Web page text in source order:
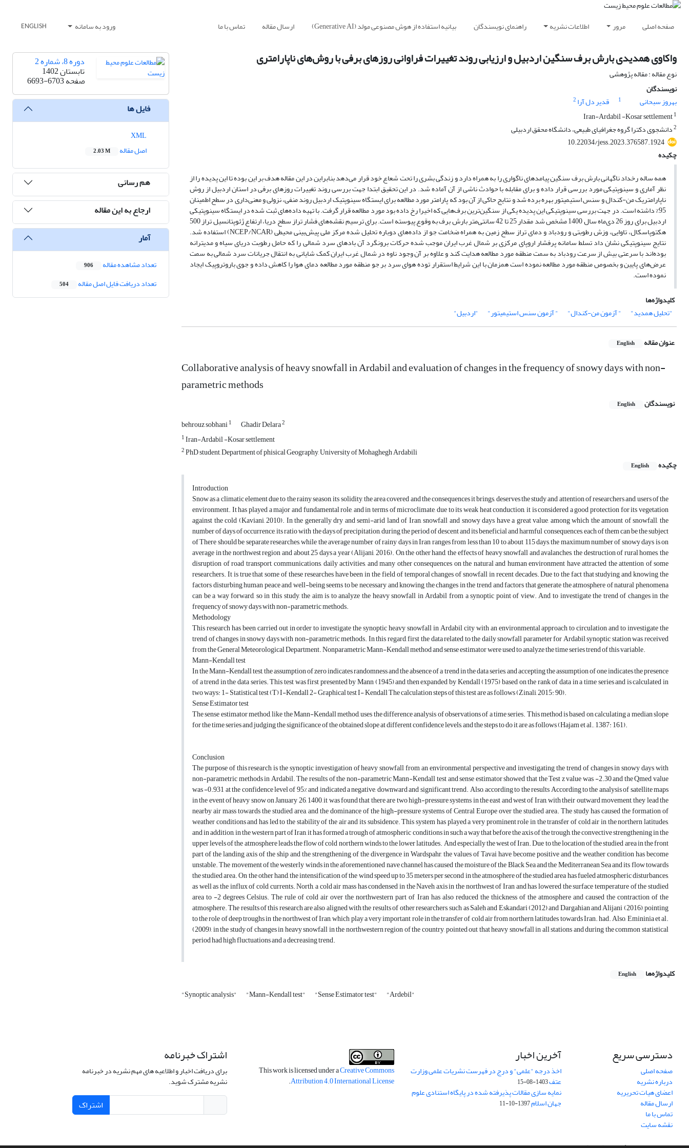
صفحه اصلی مرور اطلاعات نشریه راهنمای نویسندگان بیانیه استفاده از هوش مصنوعی مولد (Generative AI) ارسال مقاله تماس با ما ورود به سامانه ENGLISH
واکاوی همدیدی بارش برف سنگین اردبیل و ارزیابی روند تغییرات فراوانی روزهای برفی با روش‌های ناپارامتری
نوع مقاله : مقاله پژوهشی
نویسندگان
بهروز سبحانی
1 قدیر دل آرا 2
1
2دانشجوی دکترا گروه جغرافیای طبیعی، دانشگاه محقق اردبیلی
10.22034/jess.2023.376587.1924
چکیده
همه ساله رخداد ناگهانی بارش برف سنگین پیامد‌های ناگواری را به همراه دارد و زندگی بشری را تحت شعاع خود قرار می‌دهد بنابراین در این مقاله هدف بر این بوده تا این پدیده را از
نظر آماری و سینوپتیکی مورد بررسی قرار داده و برای مقابله با حوادث ناشی از آن آماده شد. در این تحقیق ابتدا جهت بررسی روند تغییرات روز‌های برفی در استان اردبیل از روش‌
نا‌پارامتریک من-کندال و سنس استیمیتور بهره برده شد و نتایج حاکی از آن بود که پارامتر مورد مطالعه برای ایستگاه سینوپتیک اردبیل روند منفی، نزولی و معنی‌داری در سطح اطمینان
95% داشته است. در جهت بررسی سینوپتیکی این پدیده یکی از سنگین‌ترین برف‌هایی که اخیرا رخ داده بود مورد مطالعه قرار گرفت. با تهیه داده‌های ثبت شده در ایستگاه سینوپتیکی
اردبیل برای روز 26 دی‌ماه سال 1400 مشخص شد مقدار 25 تا 42 سانتی‌متر بارش برف به وقوع پیوسته است. برای ترسیم نقشه‌های فشار تراز سطح دریا، ارتفاع ژئوپتانسیل تراز 500
هکتوپاسکال، تاوایی، وزش رطوبتی و رودباد و دمای تراز سطح زمین به همراه ضخامت جو از داده‌های دوباره تحلیل شده مرکز ملی پیش‌بینی محیطی (NCEP/NCAR) استفاده شد.
نتایج سینوپتیکی نشان داد تسلط سامانه پر‌فشار اروپای مرکزی بر شمال غرب ایران موجب شده حرکات برونگرد آن باد‌های سرد شمالی را که حامل رطوبت دریای سیاه و مدیترانه
بوده‌اند با سرعتی بیش از سرعت رودباد به سمت منطقه مورد مطالعه هدایت کند و علاوه بر آن وجود ناوه در شمال غرب ایران کمک شایانی به انتقال جریانات سرد شمالی به سمت
عرض‌های پایین و بخصوص منطقه مورد مطالعه نموده است همزمان با این شرایط استقرار توده ‌هوای سرد بر جو منطقه مورد مطالعه دمای هوا را کاهش داده و جوی باروتروپیک ایجاد
نموده است.
کلیدواژه‌ها
"تحلیل همدید"
" آزمون من‌-‌کندال" " آزمون سنس استیمیتور" "اردبیل"
عنوان مقاله English
Collaborative analysis of heavy snowfall in Ardabil and evaluation of changes in the frequency of snowy days with non-
parametric methods
نویسندگان English
behrouz sobhani1 Ghadir Delara2
1Iran-Ardabil -Kosar settlement
2PhD student, Department of phisical Geography, University of Mohaghegh Ardabili
چکیده
English
Introduction
Snow as a climatic element due to the rainy season, its solidity, the area covered and the consequences it brings, deserves the study and attention of researchers and users of the
environment. It has played a major and fundamental role, and in terms of microclimate, due to its weak heat conduction, it is considered a good protection for its vegetation
against the cold (Kaviani, 2010). In the generally dry and semi-arid land of Iran, snowfall and snowy days have a great value, among which the amount of snowfall, the
number of days of occurrence, its ratio with the days of precipitation, during the period of descent and its beneficial and harmful consequences, each of them can be the subject
of There should be separate researches, while the average number of rainy days in Iran ranges from less than 10 to about 115 days, the maximum number of snowy days is on
average in the northwest region and about 25 days a year (Alijani, 2016). On the other hand, the effects of heavy snowfall and avalanches, the destruction of rural homes, the
disruption of road transport, communications, daily activities, and many other consequences on the natural and human environment have attracted the attention of some
researchers. It is true that some of these researches have been in the field of temporal changes of snowfall in recent decades. Due to the fact that studying and knowing the
factors disturbing human peace and well-being seems to be necessary and knowing the changes in the trend and factors that generate the atmosphere of natural phenomena
can be a way forward, so in this study, the aim is to analyze the heavy snowfall in Ardabil from a synoptic point of view. And to investigate the trend of changes in the
frequency of snowy days with non-parametric methods.
Methodology
This research has been carried out in order to investigate the synoptic heavy snowfall in Ardabil city with an environmental approach to circulation and to investigate the
trend of changes in snowy days with non-parametric methods. In this regard, first the data related to the daily snowfall parameter for Ardabil synoptic station was received
from the General Meteorological Department. Nonparametric Mann-Kendall method and sense estimator were used to analyze the time series trend of this variable.
Mann-Kendall test
In the Mann-Kendall test, the assumption of zero indicates randomness and the absence of a trend in the data series, and accepting the assumption of one indicates the presence
of a trend in the data series. This test was first presented by Mann (1945) and then expanded by Kendall (1975) based on the rank of data in a time series and is calculated in
two ways: 1- Statistical test (T) I-Kendall 2- Graphical test I- Kendall The calculation steps of this test are as follows (Zinali, 2015: 90).
Sense Estimator test
The sense estimator method, like the Mann-Kendall method, uses the difference analysis of observations of a time series. This method is based on calculating a median slope
for the time series and judging the significance of the obtained slope at different confidence levels, and the steps to do it are as follows (Hajam et al., 1387: 161).
Conclusion
The purpose of this research is the synoptic investigation of heavy snowfall from an environmental perspective and investigating the trend of changes in snowy days with
non-parametric methods in Ardabil. The results of the non-parametric Mann-Kendall test and sense estimator showed that the Test z value was -2.30 and the Qmed value
was -0.931 at the confidence level of 95% and indicated a negative, downward and significant trend. Also, according to the results According to the analysis of satellite maps
in the event of heavy snow on January 26, 1400, it was found that there are two high-pressure systems in the east and west of Iran, with their outward movement, they lead the
nearby air mass towards the studied area, and the dominance of the high-pressure systems of Central Europe over the studied area. The study has caused the formation of
weather conditions and has led to the stability of the air and its subsidence. This system has played a very prominent role in the transfer of cold air in the northern latitudes,
and in addition, in the western part of Iran, it has formed a trough of atmospheric conditions in such a way that before the axis of the trough, the convective strengthening in the
upper levels of the atmosphere leads the flow of cold northern winds to the lower latitudes. And especially the west of Iran. Due to the location of the studied area in the front
part of the landing axis of the ship and the strengthening of the divergence in Wardspahr, the values of Tavai have become positive and the weather condition has become
unstable. The movement of the westerly winds in the aforementioned nave channel has caused the moisture of the Black Sea and the Mediterranean Sea and its flow towards
the studied area. On the other hand, the intensification of the wind speed up to 35 meters per second in the atmosphere of the studied area has fueled atmospheric disturbances,
as well as the influx of cold currents. North, a cold air mass has condensed in the Naveh axis in the northwest of Iran and has lowered the surface temperature of the studied
area to -2 degrees Celsius. The rule of cold air over the northwestern part of Iran has also reduced the thickness of the atmosphere and caused the contraction of the
atmosphere. The results of this research are also aligned with the results of other researchers, such as Saleh and Eskandari (2012) and Dargahian and Alijani (2016), pointing
to the role of deep troughs in the northwest of Iran, which play a very important role in the transfer of cold air from northern latitudes towards Iran. had. Also, Emininia et al.
(2009), in the study of changes in heavy snowfall in the northwestern region of the country, pointed out that heavy snowfall in all stations and during the common statistical
period had high fluctuations and a decreasing trend.
کلیدواژه‌ها English
"Synoptic analysis" "Mann-Kendall test" "Sense Estimator test" "Ardebil"
دوره 8، شماره 2
تابستان 1402
صفحه6693-6703
فایل ها
اصل مقاله
2.03 M
هم رسانی
ارجاع به این مقاله
آمار
تعداد مشاهده مقاله 906
تعداد دریافت فایل اصل مقاله 504
دسترسی سریع
صفحه اصلی
درباره نشریه
اعضای هیات تحریریه
ارسال مقاله
تماس با ما
نقشه سایت
آخرین اخبار
اخذ درجه "علمی" و درج در فهرست نشریات علمی وزارت
عتف1403-08-15
نمایه سازی مقالات پذیرفته شده در پایگاه استنادی علوم
جهان اسلام1397-10-11
This work is licensed under aCreative Commons
Attribution 4.0 International License
.
اشتراک خبرنامه
برای دریافت اخبار و اطلاعیه های مهم نشریه در خبرنامه
نشریه مشترک شوید.
اشتراک